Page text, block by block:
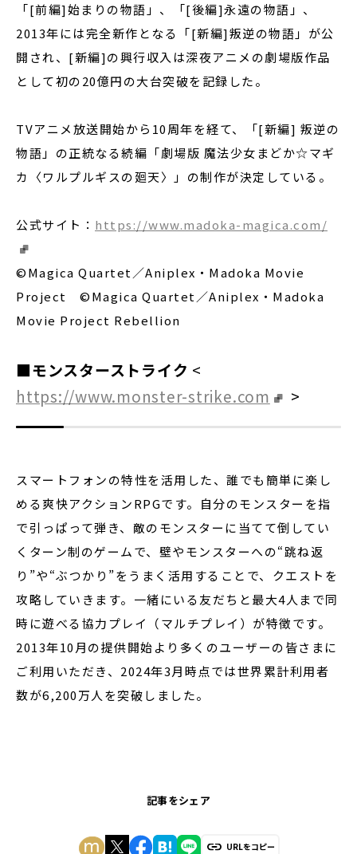
「[前編]始まりの物語」、「[後編]永遠の物語」、
2013年には完全新作となる「[新編]叛逆の物語」が公
開され、[新編]の興行収入は深夜アニメの劇場版作品
として初の20億円の大台突破を記録した。
TVアニメ放送開始から10周年を経て、「[新編] 叛逆の
物語」の正統なる続編「劇場版 魔法少女まどか☆マギ
カ〈ワルプルギスの廻天〉」の制作が決定している。
公式サイト： https://www.madoka-magica.com/
©Magica Quartet／Aniplex・Madoka Movie
Project ©Magica Quartet／Aniplex・Madoka
Movie Project Rebellion
■モンスターストライク <
https://www.monster-strike.com
>
スマートフォンの特性を活用した、誰でも簡単に楽し
める爽快アクションRPGです。自分のモンスターを指
で引っぱって弾き、敵のモンスターに当てて倒してい
くターン制のゲームで、壁やモンスターへの“跳ね返
り”や“ぶつかり”をうまく活用することで、クエストを
攻略していきます。一緒にいる友だちと最大4人まで同
時に遊べる協力プレイ（マルチプレイ）が特徴です。
2013年10月の提供開始より多くのユーザーの皆さまに
ご利用いただき、2024年3月時点では世界累計利用者
数が6,200万人を突破しました。
記事をシェア
URLをコピー